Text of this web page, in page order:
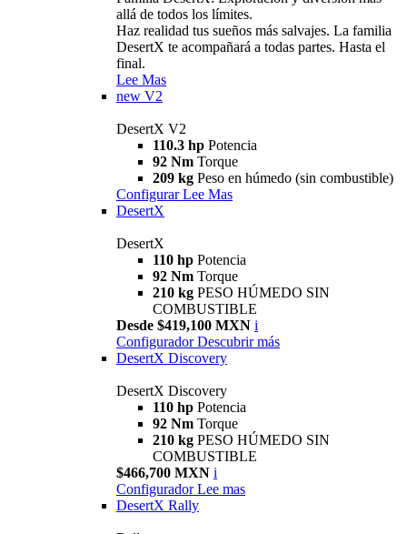
allá de todos los límites.
Haz realidad tus sueños más salvajes. La familia
DesertX te acompañará a todas partes. Hasta el
final.
Lee Mas
new V2
DesertX V2
110.3 hp Potencia
92 Nm Torque
209 kg Peso en húmedo (sin combustible)
Configurar Lee Mas
DesertX
DesertX
110 hp Potencia
92 Nm Torque
210 kg PESO HÚMEDO SIN
COMBUSTIBLE
Desde $419,100 MXN i
Configurador Descubrir más
DesertX Discovery
DesertX Discovery
110 hp Potencia
92 Nm Torque
210 kg PESO HÚMEDO SIN
COMBUSTIBLE
$466,700 MXN i
Configurador Lee mas
DesertX Rally